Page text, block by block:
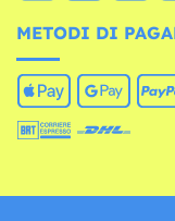
METODI DI